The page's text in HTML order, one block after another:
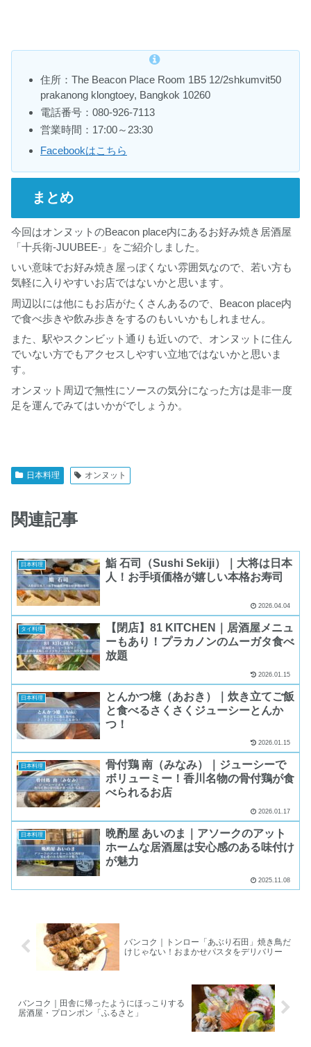
住所：The Beacon Place Room 1B5 12/2shkumvit50
prakanong klongtoey, Bangkok 10260
電話番号：080-926-7113
営業時間：17:00～23:30
Facebookはこちら
まとめ
今回はオンヌットのBeacon place内にあるお好み焼き居酒屋
「十兵衛-JUUBEE-」をご紹介しました。
いい意味でお好み焼き屋っぽくない雰囲気なので、若い方も
気軽に入りやすいお店ではないかと思います。
周辺以には他にもお店がたくさんあるので、Beacon place内
で食べ歩きや飲み歩きをするのもいいかもしれません。
また、駅やスクンビット通りも近いので、オンヌットに住ん
でいない方でもアクセスしやすい立地ではないかと思いま
す。
オンヌット周辺で無性にソースの気分になった方は是非一度
足を運んでみてはいかがでしょうか。
日本料理 オンヌット
関連記事
日本料理
鮨 石司（Sushi Sekiji）｜大将は日本
人！お手頃価格が嬉しい本格お寿司
2026.04.04
タイ料理
【閉店】81 KITCHEN｜居酒屋メニュ
ーもあり！プラカノンのムーガタ食べ
放題
2026.01.15
日本料理
とんかつ檍（あおき）｜炊き立てご飯
と食べるさくさくジューシーとんか
つ！
2026.01.15
日本料理
骨付鶏 南（みなみ）｜ジューシーで
ボリューミー！香川名物の骨付鶏が食
べられるお店
2026.01.17
日本料理
晩酌屋 あいのま｜アソークのアット
ホームな居酒屋は安心感のある味付け
が魅力
2025.11.08
バンコク｜トンロー「あぶり石田」焼き鳥だ
けじゃない！おまかせパスタをデリバリー
バンコク｜田舎に帰ったようにほっこりする
居酒屋・プロンポン「ふるさと」